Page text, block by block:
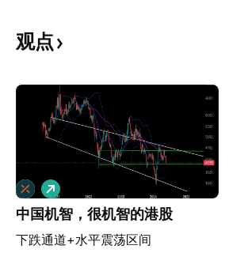
观点
中国机智，很机智的港股
下跌通道+水平震荡区间
做
多